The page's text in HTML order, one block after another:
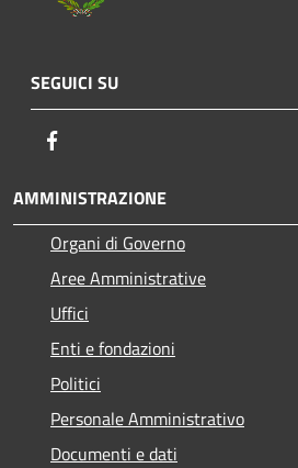
SEGUICI SU
AMMINISTRAZIONE
Organi di Governo
Aree Amministrative
Uffici
Enti e fondazioni
Politici
Personale Amministrativo
Documenti e dati